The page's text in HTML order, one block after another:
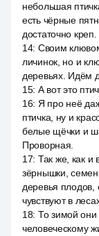
небольшая
есть чёрные
достаточно креп.
14: Своим
личинок, но и
деревьях. Идём
15: А вот это
16: Я про неё
птичка, ну и
белые щёчки и
Проворная.
17: Так же, как и
зёрнышки,
деревья плодов,
чувствуют в
18: То зимой они
человеческому